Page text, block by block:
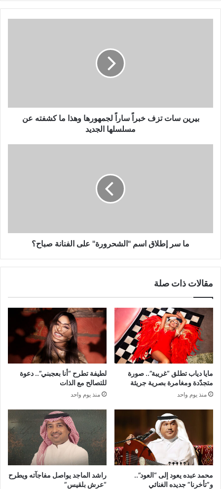
كشفته
بيرين سات تزف خبراً ساراً لجمهورها وهذا ما كشفته عن
مسلسلها الجديد
ما سر إطلاق اسم "الشحرورة" على الفنانة صباح؟
مقالات ذات صلة
مايا دياب تطلق “غريبة”.. صورة
متجدّدة ومغامرة بصرية جريئة
منذ يوم واحد
لطيفة تطرح “أنا بعجبني”.. دعوة
للتصالح مع الذات
منذ يوم واحد
محمد عبده يعود إلى “العود”..
و”تأخرنا” جديده الغنائي
راشد الماجد يواصل مفاجآته ويطرح
“عرش بلقيس”